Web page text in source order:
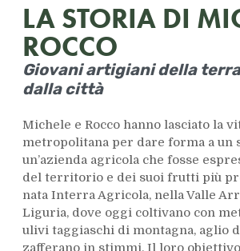
LA STORIA DI
ROCCO
Giovani artigiani della
dalla città
Michele e Rocco hanno lasciato la
metropolitana per dare forma a un
un’azienda agricola che fosse
del territorio e dei suoi frutti più
nata Interra Agricola, nella Valle
Liguria, dove oggi coltivano con
ulivi taggiaschi di montagna, aglio
zafferano in stimmi. Il loro